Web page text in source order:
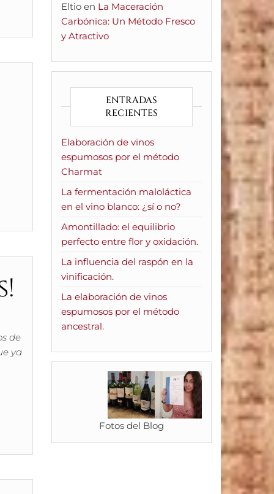
de
ya
Eltioen La Maceración
Carbónica: Un Método Fresco
y Atractivo
ENTRADAS
RECIENTES
Elaboración de vinos
espumosos por el método
Charmat
La fermentación maloláctica
en el vino blanco: ¿sí o no?
Amontillado: el equilibrio
perfecto entre flor y oxidación.
La influencia del raspón en la
vinificación.
La elaboración de vinos
espumosos por el método
ancestral.
Fotos del Blog